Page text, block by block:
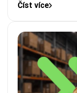
Číst více